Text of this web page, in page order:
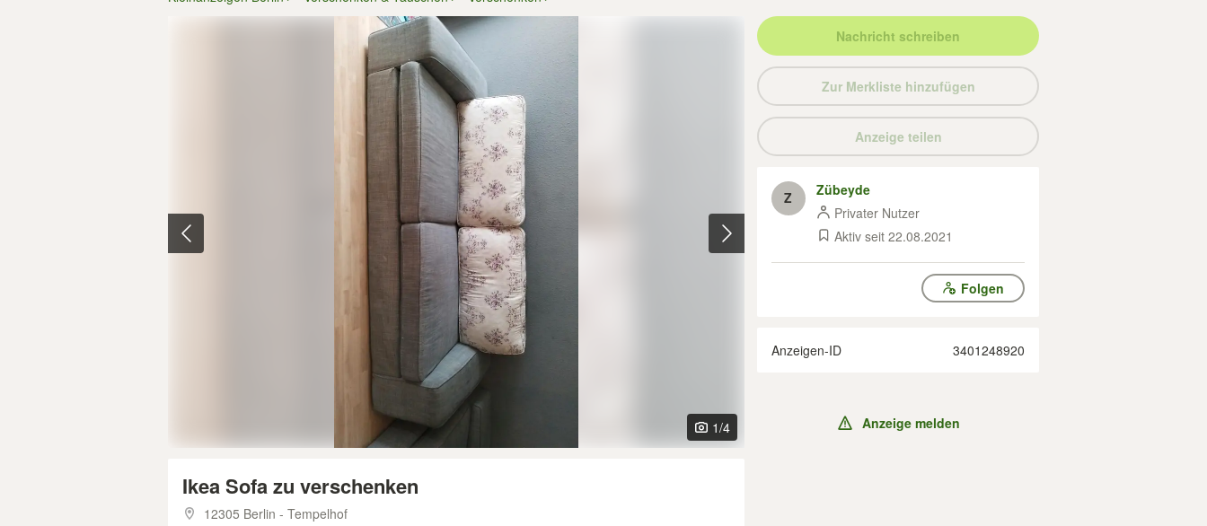
1/4
Ikea Sofa zu verschenken
12305 Berlin - Tempelhof
Nachricht schreiben
Zur Merkliste hinzufügen
Anzeige teilen
Z
Zübeyde
Privater Nutzer
Aktiv seit 22.08.2021
Folgen
Anzeigen-ID 3401248920
Anzeige melden